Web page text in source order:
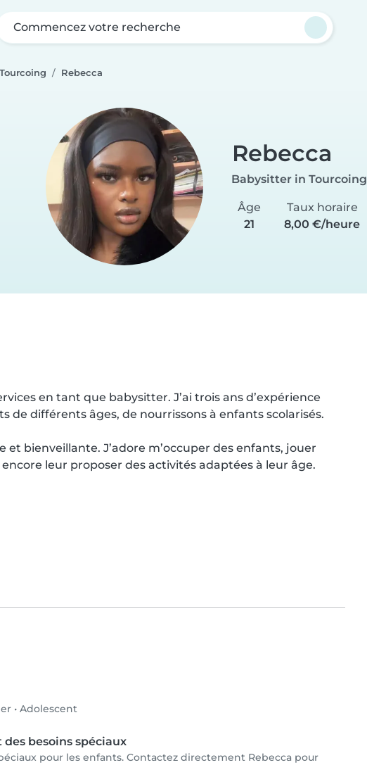
Commencez votre recherche
Rebecca
Rebecca
Babysitter in Tourcoing
Âge
21
Taux horaire
8,00 €/heure
en tant que babysitter. J’ai trois ans d’expérience
de différents âges, de nourrissons à enfants scolarisés.
et bienveillante. J’adore m’occuper des enfants, jouer
leur proposer des activités adaptées à leur âge.
• Adolescent
besoins spéciaux
pour les enfants. Contactez directement Rebecca pour